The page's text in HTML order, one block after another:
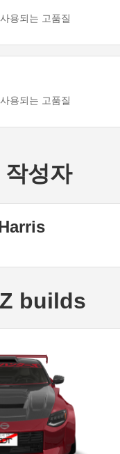
용되는 고품질
용되는 고품질
작성자
builds